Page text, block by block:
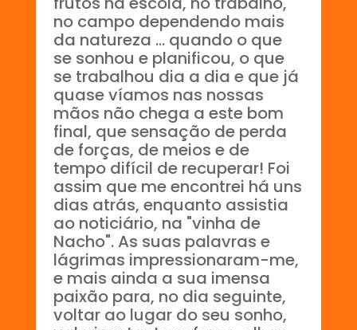
no campo dependendo mais
da natureza ... quando o que
se sonhou e planificou, o que
se trabalhou dia a dia e que já
quase víamos nas nossas
mãos não chega a este bom
final, que sensação de perda
de forças, de meios e de
tempo difícil de recuperar! Foi
assim que me encontrei há uns
dias atrás, enquanto assistia
ao noticiário, na "vinha de
Nacho". As suas palavras e
lágrimas impressionaram-me,
e mais ainda a sua imensa
paixão para, no dia seguinte,
voltar ao lugar do seu sonho,